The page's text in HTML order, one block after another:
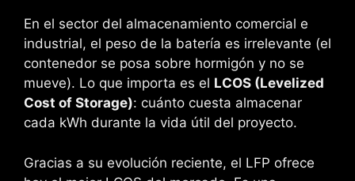
En el sector del almacenamiento comercial e
industrial, el peso de la batería es irrelevante (el
contenedor se posa sobre hormigón y no se
mueve). Lo que importa es el LCOS (Levelized
Cost of Storage): cuánto cuesta almacenar
cada kWh durante la vida útil del proyecto.
Gracias a su evolución reciente, el LFP ofrece